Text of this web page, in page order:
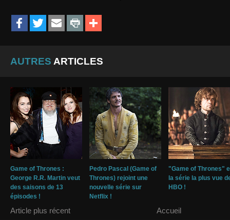
AUTRES ARTICLES
Game of Thrones :
George R.R. Martin veut
des saisons de 13
épisodes !
Pedro Pascal (Game of
Thrones) rejoint une
nouvelle série sur
Netflix !
"Game of Thrones"
la série la plus vue
HBO !
Article plus récent Accueil